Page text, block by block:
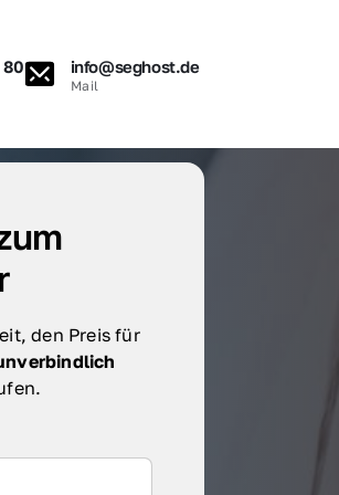
80 info@seghost.de
Mail
den Preis für